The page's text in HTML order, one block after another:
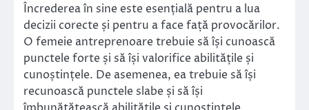
Încrederea în sine este esențială pentru a lua
decizii corecte și pentru a face față provocărilor.
O femeie antreprenoare trebuie să își cunoască
punctele forte și să își valorifice abilitățile și
cunoștințele. De asemenea, ea trebuie să își
recunoască punctele slabe și să își